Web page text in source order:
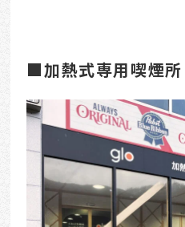
■加熱式専用喫煙所